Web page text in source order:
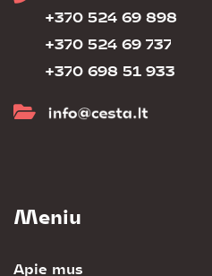
+370 524 69 898
+370 524 69 737
+370 698 51 933
Meniu
Apie mus